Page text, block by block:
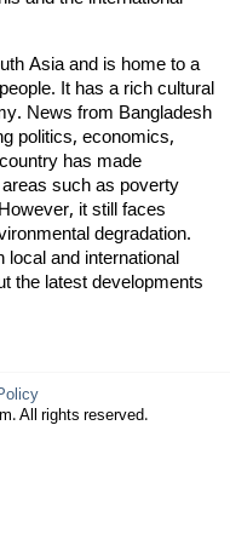
Asia and is home to a
It has a rich cultural
News from Bangladesh
politics, economics,
has made
such as poverty
it still faces
degradation.
and international
the latest developments
All rights reserved.